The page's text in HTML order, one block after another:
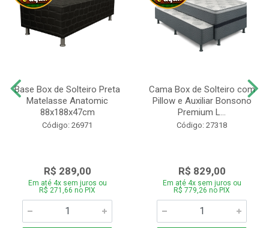
Base Box de Solteiro Preta
Matelasse Anatomic
88x188x47cm
Código: 26971
R$ 289,00
Em até 4x sem juros ou
R$ 271,66 no PIX
Cama Box de Solteiro com
Pillow e Auxiliar Bonsono
Premium L...
Código: 27318
R$ 829,00
Em até 4x sem juros ou
R$ 779,26 no PIX